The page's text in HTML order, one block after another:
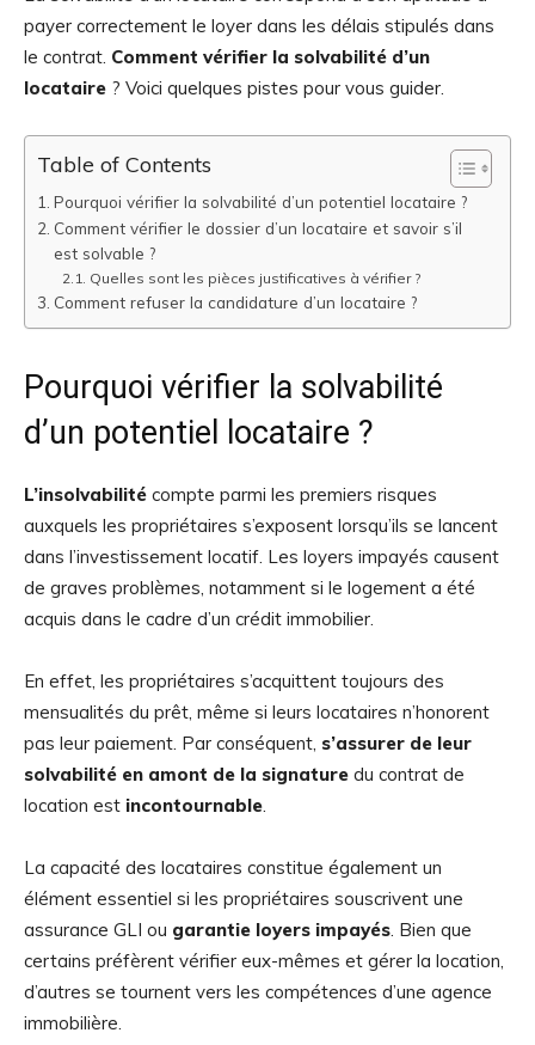
payer correctement le loyer dans les délais stipulés dans
le contrat. Comment vérifier la solvabilité d’un
locataire ? Voici quelques pistes pour vous guider.
Table of Contents
Pourquoi vérifier la solvabilité d’un potentiel locataire ?
Comment vérifier le dossier d’un locataire et savoir s’il
est solvable ?
Quelles sont les pièces justificatives à vérifier ?
Comment refuser la candidature d’un locataire ?
Pourquoi vérifier la solvabilité
d’un potentiel locataire ?
L’insolvabilité compte parmi les premiers risques
auxquels les propriétaires s’exposent lorsqu’ils se lancent
dans l’investissement locatif. Les loyers impayés causent
de graves problèmes, notamment si le logement a été
acquis dans le cadre d’un crédit immobilier.
En effet, les propriétaires s’acquittent toujours des
mensualités du prêt, même si leurs locataires n’honorent
pas leur paiement. Par conséquent, s’assurer de leur
solvabilité en amont de la signature du contrat de
location est incontournable.
La capacité des locataires constitue également un
élément essentiel si les propriétaires souscrivent une
assurance GLI ou garantie loyers impayés. Bien que
certains préfèrent vérifier eux-mêmes et gérer la location,
d’autres se tournent vers les compétences d’une agence
immobilière.